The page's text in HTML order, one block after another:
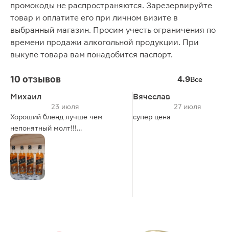
промокоды не распространяются. Зарезервируйте
товар и оплатите его при личном визите в
выбранный магазин. Просим учесть ограничения по
времени продажи алкогольной продукции. При
выкупе товара вам понадобится паспорт.
10 отзывов 4.9Все
Михаил
23 июля
Хороший бленд лучше чем
непонятный молт!!!
Бленд из 40 видов дистилятов,
включая Лагувайлин - отличный
выбор!!!
Вячеслав
27 июля
супер цена